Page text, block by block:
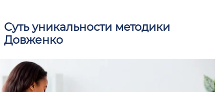
Суть уникальности методики
Довженко